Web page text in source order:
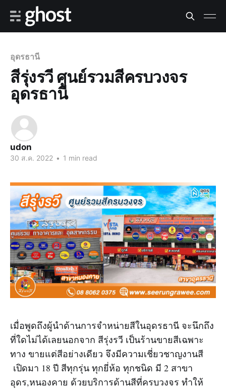
อุดรธานี
สีรุ่งรวี ศูนย์รวมสีครบวงจร
อุดรธานี
udon
30 ส.ค. 2022 • 1 min read
เมื่อพูดถึงผู้นำด้านการจำหน่ายสีในอุดรธานี จะนึกถึง
ที่ใดไม่ได้เลยนอกจาก สีรุ่งรวี เป็นร้านขายสีเฉพาะ
ทาง ขายแต่สีอย่างเดียว จึงมีความเชี่ยวชาญงานสี
เปิดมา 18 ปี สีทุกรุ่น ทุกยี่ห้อ ทุกชนิด มี 2 สาขา
อุดร,หนองคาย ด้วยบริการด้านสีที่ครบวงจร ทำให้